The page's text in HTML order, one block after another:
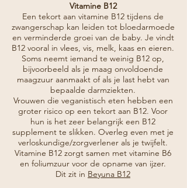
Vitamine B12
Een tekort aan vitamine B12 tijdens de
zwangerschap kan leiden tot bloedarmoede
en verminderde groei van de baby. Je vindt
B12 vooral in vlees, vis, melk, kaas en eieren.
Soms neemt iemand te weinig B12 op,
bijvoorbeeld als je maag onvoldoende
maagzuur aanmaakt of als je last hebt van
bepaalde darmziekten.
Vrouwen die veganistisch eten hebben een
groter risico op een tekort aan B12. Voor
hun is het zeer belangrijk een B12
supplement te slikken. Overleg even met je
verloskundige/zorgverlener als je twijfelt.
Vitamine B12 zorgt samen met vitamine B6
en foliumzuur voor de opname van ijzer.
Dit zit in Beyuna B12